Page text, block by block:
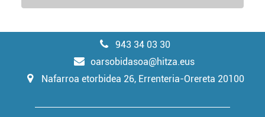
943 34 03 30
oarsobidasoa@hitza.eus
Nafarroa etorbidea 26, Errenteria-Orereta 20100